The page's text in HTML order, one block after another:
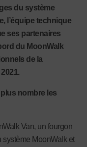
du système
l’équipe technique
ses partenaires
du MoonWalk
de la
nombre les
Van, un fourgon
système MoonWalk et